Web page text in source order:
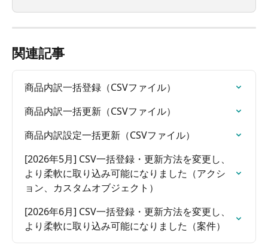
関連記事
商品内訳一括登録（CSVファイル）
商品内訳一括更新（CSVファイル）
商品内訳設定一括更新（CSVファイル）
[2026年5月] CSV一括登録・更新方法を変更し、
より柔軟に取り込み可能になりました（アクシ
ョン、カスタムオブジェクト）
[2026年6月] CSV一括登録・更新方法を変更し、
より柔軟に取り込み可能になりました（案件）